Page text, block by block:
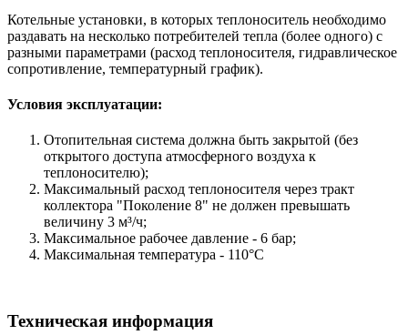
Котельные установки, в которых теплоноситель необходимо
раздавать на несколько потребителей тепла (более одного) с
разными параметрами (расход теплоносителя, гидравлическое
сопротивление, температурный график).
Условия эксплуатации:
Отопительная система должна быть закрытой (без
открытого доступа атмосферного воздуха к
теплоносителю);
Максимальный расход теплоносителя через тракт
коллектора "Поколение 8" не должен превышать
величину 3 м³/ч;
Максимальное рабочее давление - 6 бар;
Максимальная температура - 110°С
Техническая информация